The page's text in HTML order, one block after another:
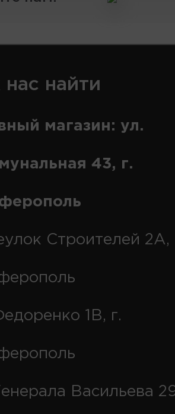
нас найти
магазин: ул.
43, г.
Строителей 2А,
1В, г.
Васильева